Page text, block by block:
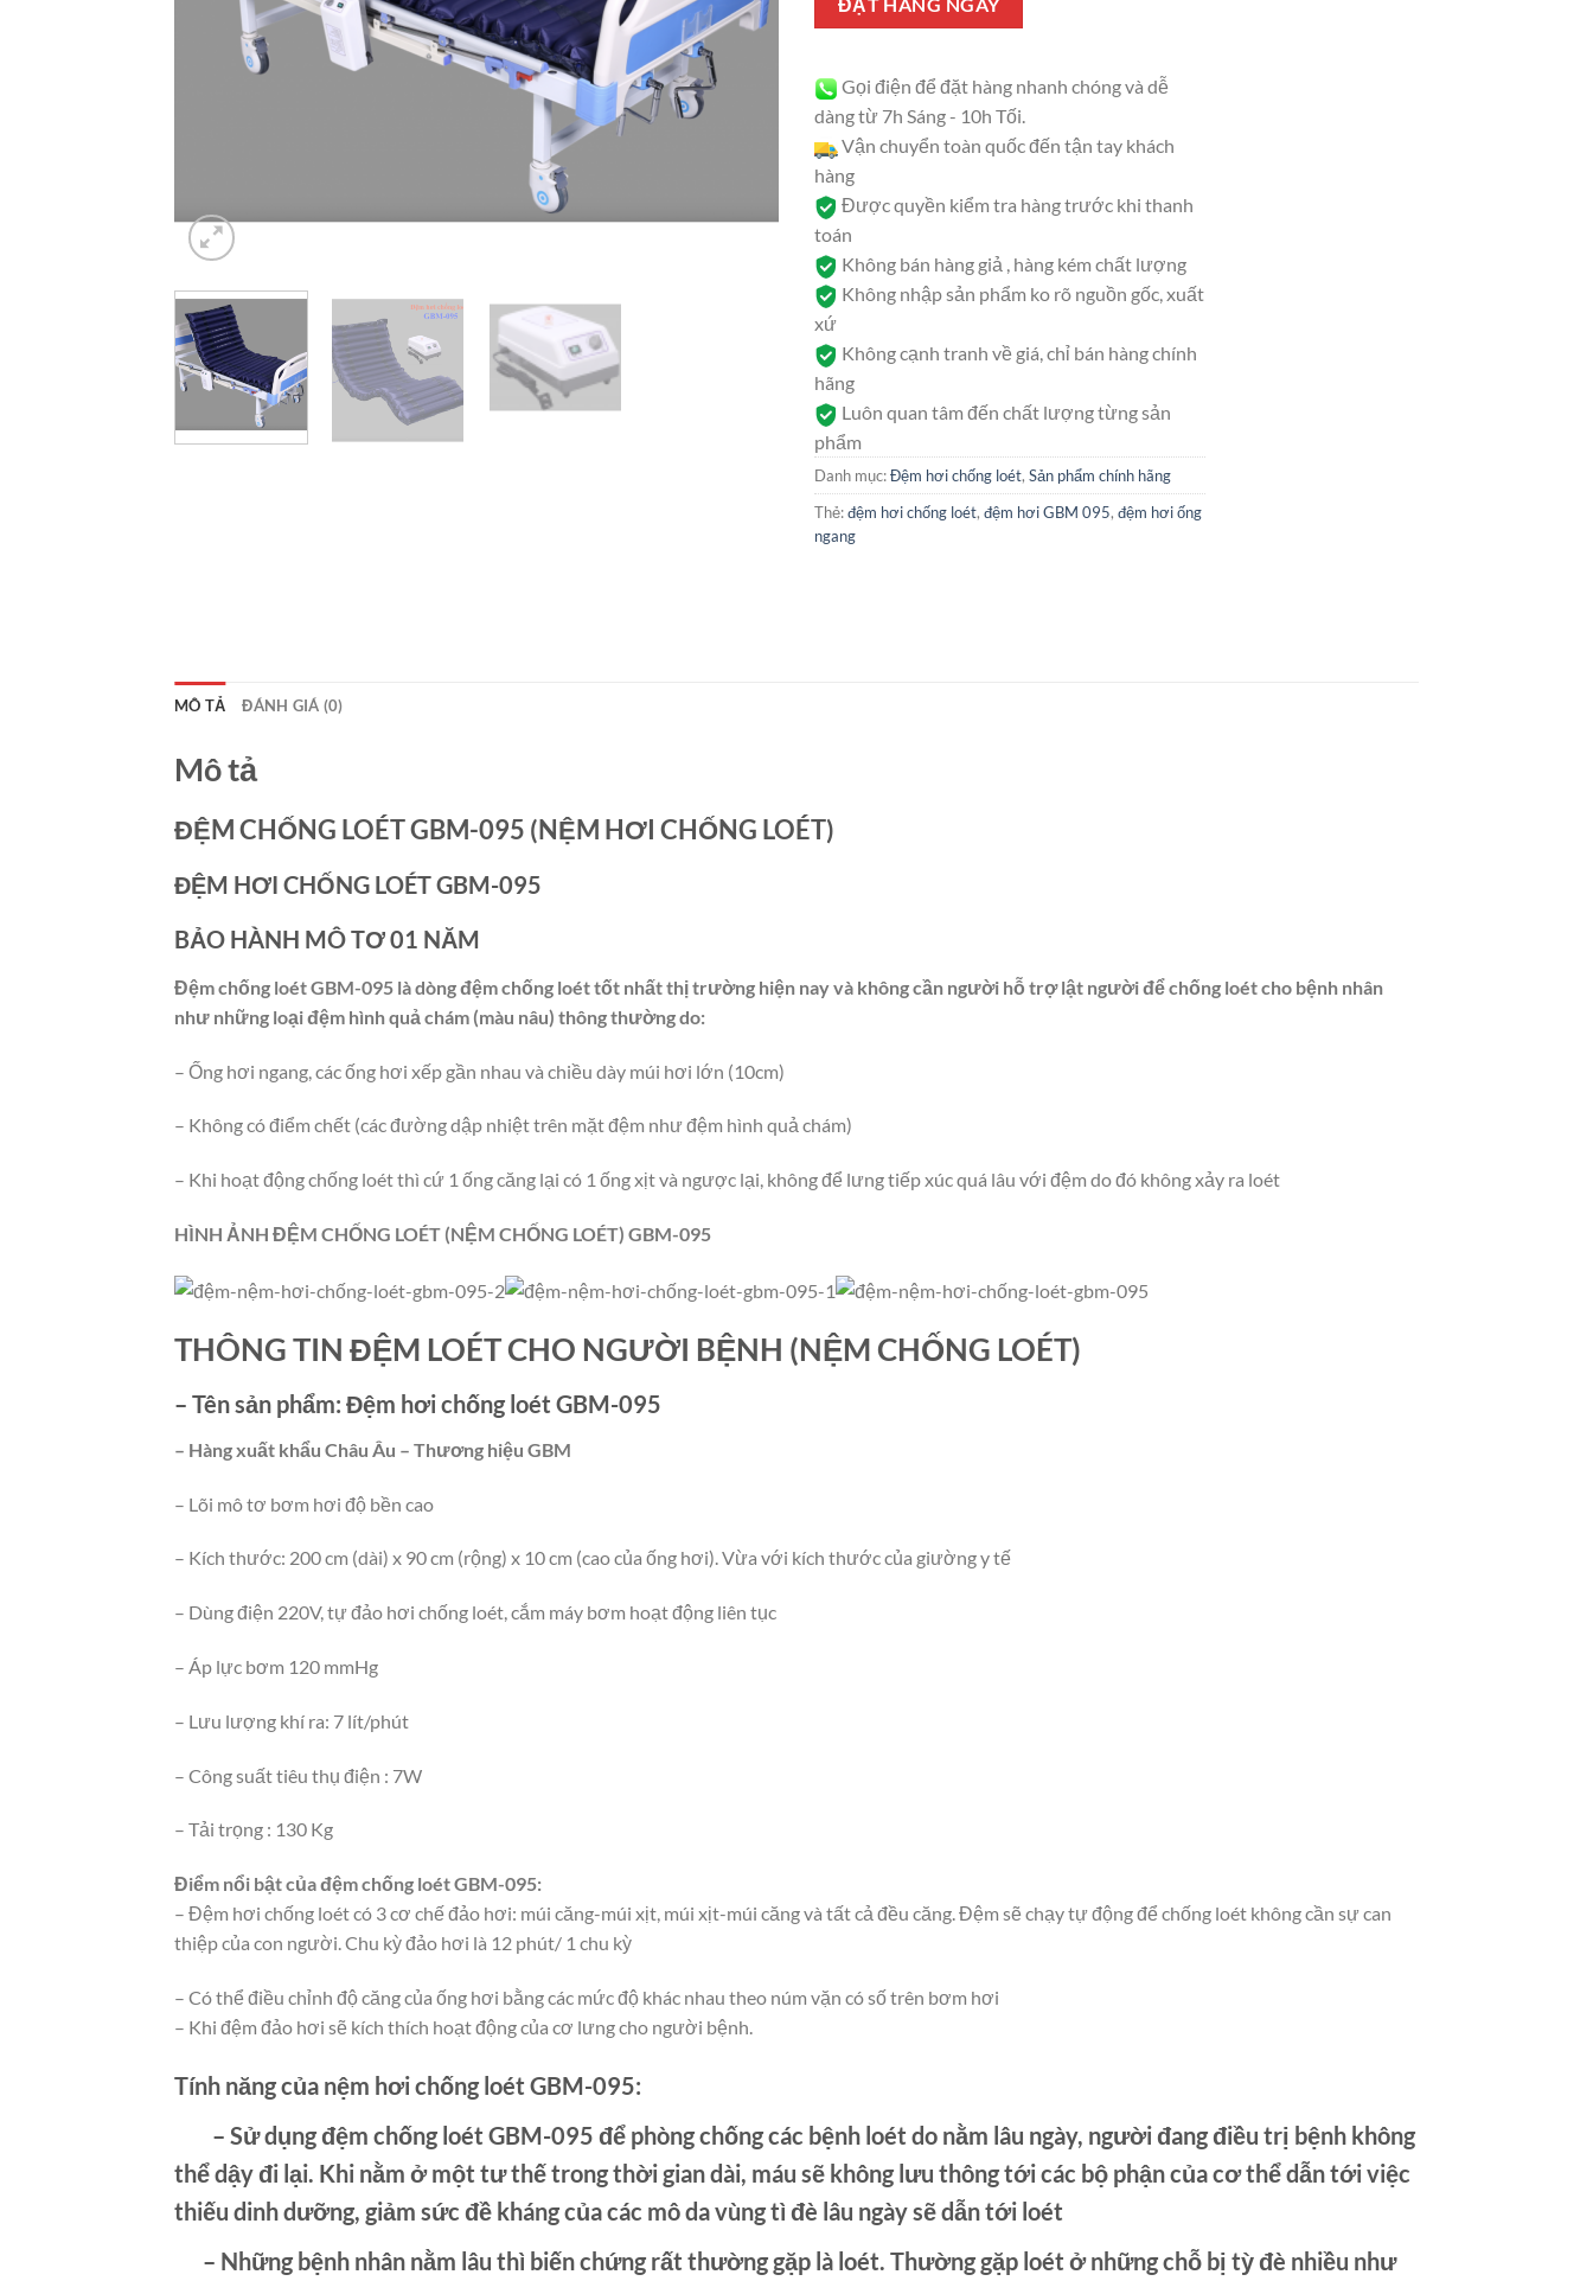
ĐẶT HÀNG NGAY
Gọi điện để đặt hàng nhanh chóng và dễ
dàng từ 7h Sáng - 10h Tối.
Vận chuyển toàn quốc đến tận tay khách
hàng
Được quyền kiểm tra hàng trước khi thanh
toán
Không bán hàng giả , hàng kém chất lượng
Không nhập sản phẩm ko rõ nguồn gốc, xuất
xứ
Không cạnh tranh về giá, chỉ bán hàng chính
hãng
Luôn quan tâm đến chất lượng từng sản
phẩm
Danh mục:Đệm hơi chống loét, Sản phẩm chính hãng
Thẻ:đệm hơi chống loét, đệm hơi GBM 095, đệm hơi ống
ngang
MÔ TẢ ĐÁNH GIÁ (0)
Mô tả
ĐỆM CHỐNG LOÉT GBM-095 (NỆM HƠI CHỐNG LOÉT)
ĐỆM HƠI CHỐNG LOÉT GBM-095
BẢO HÀNH MÔ TƠ 01 NĂM
Đệm chống loét GBM-095 là dòng đệm chống loét tốt nhất thị trường hiện nayvà không cần người hỗ trợ lật người để chống loét cho bệnh nhân
như những loại đệm hình quả chám (màu nâu) thông thường do:
– Ống hơi ngang, các ống hơi xếp gần nhau và chiều dày múi hơi lớn (10cm)
– Không có điểm chết (các đường dập nhiệt trên mặt đệm như đệm hình quả chám)
– Khi hoạt động chống loét thì cứ 1 ống căng lại có 1 ống xịt và ngược lại, không để lưng tiếp xúc quá lâu với đệm do đó không xảy ra loét
HÌNH ẢNH ĐỆM CHỐNG LOÉT (NỆM CHỐNG LOÉT) GBM-095
THÔNG TIN ĐỆM LOÉT CHO NGƯỜI BỆNH (NỆM CHỐNG LOÉT)
– Tên sản phẩm: Đệm hơi chống loét GBM-095
– Hàng xuất khẩu Châu Âu – Thương hiệu GBM
– Lõi mô tơ bơm hơi độ bền cao
– Kích thước: 200 cm (dài) x 90 cm (rộng) x 10 cm (cao của ống hơi). Vừa với kích thước của giường y tế
– Dùng điện 220V, tự đảo hơi chống loét, cắm máy bơm hoạt động liên tục
– Áp lực bơm 120 mmHg
– Lưu lượng khí ra: 7 lít/phút
– Công suất tiêu thụ điện : 7W
– Tải trọng : 130 Kg
Điểm nổi bật của đệm chống loét GBM-095:
– Đệm hơi chống loét có 3 cơ chế đảo hơi: múi căng-múi xịt, múi xịt-múi căng và tất cả đều căng. Đệm sẽ chạy tự động để chống loét không cần sự can
thiệp của con người. Chu kỳ đảo hơi là 12 phút/ 1 chu kỳ
– Có thể điều chỉnh độ căng của ống hơi bằng các mức độ khác nhau theo núm vặn có số trên bơm hơi
– Khi đệm đảo hơi sẽ kích thích hoạt động của cơ lưng cho người bệnh.
Tính năng của nệm hơi chống loét GBM-095:
– Sử dụngđệm chống loét GBM-095 để phòng chống các bệnh loét do nằm lâu ngày, người đang điều trị bệnh không
thể dậy đi lại. Khi nằm ở một tư thế trong thời gian dài, máu sẽ không lưu thông tới các bộ phận của cơ thể dẫn tới việc
thiếu dinh dưỡng, giảm sức đề kháng của các mô da vùng tì đè lâu ngày sẽ dẫn tới loét
– Những bệnh nhân nằm lâu thì biến chứng rất thường gặp là loét. Thường gặp loét ở những chỗ bị tỳ đè nhiều như